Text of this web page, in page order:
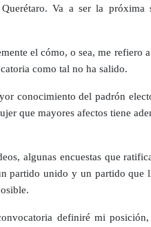
Va a ser la próxima
el cómo, o sea, me refiero
como tal no ha salido.
conocimiento del padrón
que mayores afectos tiene
algunas encuestas que
partido unido y un partido que
definiré mi